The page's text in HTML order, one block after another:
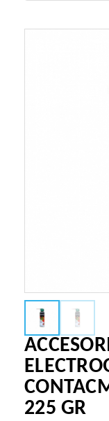
225 GR